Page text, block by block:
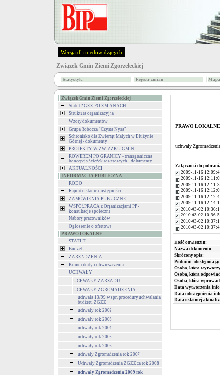
Wersja dla niedowidzących
Związek Gmin Ziemi Zgorzeleckiej
Statystyki Rejestr zmian
Związek Gmin Ziemi Zgorzeleckiej
Statut ZGZZ PO ZMIANACH
Struktura organizacyjna
Wzory dokumentów
Grupa Robocza "Czysta Nysa"
Schronisko dla Zwierząt Małych w Dłużynie
Górnej - dokumenty
PROJEKTY W ZWIĄZKU GMIN
ROWEREM PO GRANICY - transgraniczna
koncepcja ścieżek rowerowych - dokumenty
AKTUALNOŚCI
INFORMACJA PUBLICZNA
RODO
Raport o stanie dostępności
ZAMÓWIENIA PUBLICZNE
WSPÓŁPRACA z Organizacjami PP -
konsultacje społeczne
Nabory pracowników
Ogłoszenie o ofertowe
PRAWO LOKALNE
STATUT
Budżet
ZARZĄDZENIA
Komunikaty i obwieszczenia
UCHWAŁY
UCHWAŁY ZARZĄDU
UCHWAŁY ZGROMADZENIA
uchwała 13/99 w spr. procedury uchwalania
budżetu ZGZZ
uchwały rok 2002
uchwały rok 2003
uchwały rok 2004
uchwały rok 2005
uchwały rok 2006
uchwały Zgromadzenia rok 2007
Uchwały Zgromadzenia ZGZZ za rok 2008
uchwały Zgromadzenia 2009 rok
PRAWO LOKALNE
uchwały
Załączniki do
2009-11-16
2009-11-16
2009-11-16
2009-11-16
2009-11-16
2009-11-16
2010-03-02
2010-03-02
2010-03-02
2010-03-02
Ilość odwiedzin:
Nazwa dokumentu:
Skrócony opis:
Podmiot
Osoba, która
Osoba, która
Osoba, która
Data wytworzenia
Data udostępnienia
Data ostatniej